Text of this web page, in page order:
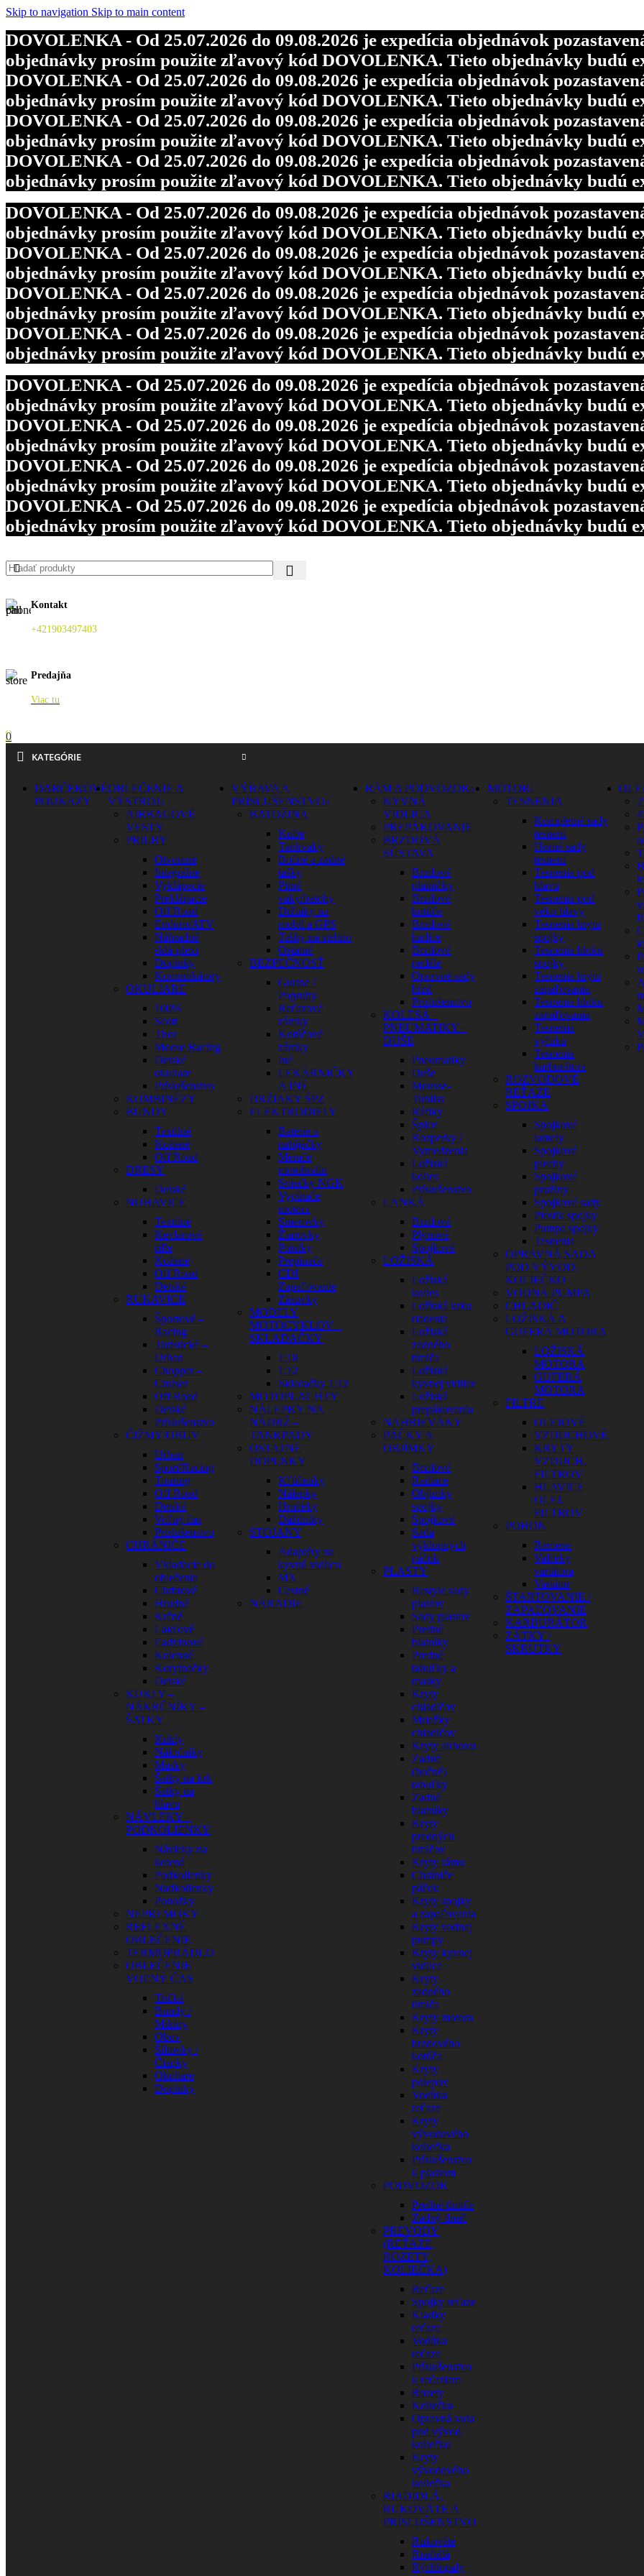
Skip to navigation Skip to main content
DOVOLENKA - Od 25.07.2026 do 09.08.2026 je expedícia objednávok
objednávky prosím použite zľavový kód DOVOLENKA. Tieto objednávky budú
DOVOLENKA - Od 25.07.2026 do 09.08.2026 je expedícia objednávok
objednávky prosím použite zľavový kód DOVOLENKA. Tieto objednávky budú
DOVOLENKA - Od 25.07.2026 do 09.08.2026 je expedícia objednávok
objednávky prosím použite zľavový kód DOVOLENKA. Tieto objednávky budú
DOVOLENKA - Od 25.07.2026 do 09.08.2026 je expedícia objednávok
objednávky prosím použite zľavový kód DOVOLENKA. Tieto objednávky budú
DOVOLENKA - Od 25.07.2026 do 09.08.2026 je expedícia objednávok
objednávky prosím použite zľavový kód DOVOLENKA. Tieto objednávky budú
DOVOLENKA - Od 25.07.2026 do 09.08.2026 je expedícia objednávok
objednávky prosím použite zľavový kód DOVOLENKA. Tieto objednávky budú
DOVOLENKA - Od 25.07.2026 do 09.08.2026 je expedícia objednávok
objednávky prosím použite zľavový kód DOVOLENKA. Tieto objednávky budú
DOVOLENKA - Od 25.07.2026 do 09.08.2026 je expedícia objednávok
objednávky prosím použite zľavový kód DOVOLENKA. Tieto objednávky budú
DOVOLENKA - Od 25.07.2026 do 09.08.2026 je expedícia objednávok
objednávky prosím použite zľavový kód DOVOLENKA. Tieto objednávky budú
DOVOLENKA - Od 25.07.2026 do 09.08.2026 je expedícia objednávok
objednávky prosím použite zľavový kód DOVOLENKA. Tieto objednávky budú
DOVOLENKA - Od 25.07.2026 do 09.08.2026 je expedícia objednávok
objednávky prosím použite zľavový kód DOVOLENKA. Tieto objednávky budú
DOVOLENKA - Od 25.07.2026 do 09.08.2026 je expedícia objednávok
objednávky prosím použite zľavový kód DOVOLENKA. Tieto objednávky budú
Kontakt
+421903497403
Predajňa
Viac tu
0
KATEGÓRIE
DARČEKOVÉ
POUKAZY
OBLEČENIE A
VÝSTROJ
AIRBAGOVÉ
VESTY
PRILBY
Otvorené
Integrálne
Vyklápacie
Preklápacie
Off Road
Enduro/ATV
Náhradné
sklá-plexi
Doplnky
Komunikátory
OKULIARE
100%
Scott
Thor
Moose Racing
Detské
okuliare
Príslušenstvo
KOMBINÉZY
BUNDY
Textilné
Kožené
Off Road
DRESY
Detské
NOHAVICE
Textilné
Kevlarové
rifle
Kožené
Off Road
Detské
RUKAVICE
Športové –
Racing
Turistické –
Urban
Chopper –
Cruiser
Off Road
Detské
Príslušenstvo
ČIŽMY/OBUV
Urban
Sport/Racing
Touring
Off Road
Detské
Voľný čas
Príslušenstvo
CHRÁNIČE
Vkladacie do
oblečenia
Chrbtové
Hrudné
Krčné
Lakťové
Ľadvinové
Kolenné
Korytnačky
Detské
KUKLY –
NÁKRČNÍKY –
ŠATKY
Kukly
Nákrčníky
Masky
Šatky na krk
Šatky na
hlavu
NÁVLEKY –
PODKOLIENKY
Návleky na
kolená
Podkolienky
Nadkolienky
Ponožky
NEPREMOKY
REFLEXNÉ
OBLEČENIE
TERMOPRÁDLO
OBLEČENIE
VOĽNÝ ČAS
Tričká
Bundy /
Mikiny
Obuv
Šiltovky /
Čiapky
Okuliare
Doplnky
VÝBAVA A
PRÍSLUŠENSTVO
BATOŽINA
Kufre
Tankvaky
Bočné a zadné
tašky
Pitné
vaky/batohy
Držiaky na
mobil a GPS
Tašky na stehno
Ostatné
BEZPEČNOSŤ
Gurtne /
Popruhy
Reťazové
zámky
Kotúčové
zámky
Iné
LEKÁRNIČKY
A INÉ
DRŽIAKY ŠPZ
ELEKTRODIELY
Batérie a
nabíjačky
Merače
motohodín
Sviečky NGK
Vypínače
motora
Smerovky
Žiarovky
Poistky
Prepínače
CDI
Zapaľovanie
Zásuvky
MODELY
MOTOCYKLOV –
SKLADAČKY
1:18
1:12
Skladačky 1:12
MOTOPLACHTY
NÁLEPKY NA
NÁDRŽ –
TANKPADY
OSTATNÉ
DOPLNKY
Kľúčenky
Nálepky
Hrnčeky
Dáždniky
STOJANY
Adaptéry na
kyvnú vidlicu
MX
Cestné
NÁRADIE
RÁM A PODVOZOK
KYVNÁ
VIDLICA
PREPÁKOVANIE
BRZDOVÁ
SÚSTAVA
Brzdové
platničky
Brzdové
kotúče
Brzdové
hadice
Brzdové
pedále
Opravné sady
bŕzd
Príslušenstvo
KOLESÁ –
PNEUMATIKY –
DUŠE
Pneumatiky
Duše
Mousse-
Tubliss
Ráfiky
Špice
Rozperky /
Vymedzenia
Ložiská
kolies
Príslušenstvo
LANKÁ
Brzdové
Plynové
Spojkové
LOŽISKÁ
Ložiská
kolies
Ložiská krku
riadenia
Ložiská
zadného
tlmiča
Ložiská
kyvnej vidlice
Ložiská
prepákovania
NAHRIEVÁKY
PÁČKY A
OBJÍMKY
Brzdové
Radiace
Objímky
spojky
Spojkové
Sada
výklopných
páčok
PLASTY
Restyle sady
plastov
Sady plastov
Predné
blatníky
Predné
tabuľky a
masky
Kryty
chladičov
Mriežky
chladičov
Kryty airboxu
Zadné
(bočné)
tabuľky
Zadné
blatníky
Kryty
predných
tlmičov
Kryty rámu
Chrániče
páčok
Kryty spojky
a zapaľovania
Kryty vodnej
pumpy
Kryty kyvnej
vidlice
Kryty
zadného
tlmiča
Kryty motora
Kryty
brzdového
kotúča
Kryty
polepov
Vodítka
reťaze
Kryty
vývodového
koliečka
Príslušenstvo
k plastom
PODVOZOK
Predné tlmiče
Zadný tlmič
PREVODY
(REŤAZE,
ROZETY,
KOLIEČKA)
Reťaze
Spojky reťaze
Kladky
reťaze
Vodítka
reťaze
Príslušenstvo
k reťaziam
Rozety
Koliečka
Opravná sada
pod vývod.
koliečko
Kryty
vývodového
koliečka
RIADIDLÁ,
RUKOVÄTE A
PRÍSLUŠENSTVO
Rukoväte
Riadidlá
Rýchlopaly
MOTOR
TESNENIA
Kompletné sady
tesnení
Horné sady
tesnení
Tesnenia pod
hlavu
Tesnenia pod
veko hlavy
Tesnenia krytu
spojky
Tesnenia bloku
spojky
Tesnenia krytu
zapaľovania
Tesnenia bloku
zapaľovania
Tesnenia
výfuku
Tesnenia
karburátora
ROZVODOVÉ
REŤAZE
SPOJKA
Spojkové
lamely
Spojkové
plechy
Spojkové
pružiny
Spojkové sady
Piestik spojky
Pumpa spojky
Tesnenia
OPRAVNÁ SADA
POD VÝVOD.
KOLIEČKO
VODNÁ PUMPA
CHLADIČ
LOŽISKÁ A
GUFERÁ MOTORA
LOŽISKÁ
MOTORA
GUFERÁ
MOTORA
FILTRE
OLEJOVÉ
VZDUCHOVÉ
KRYTY
VZDUCH.
FILTROV
HLAVICE
OLEJ.
FILTROV
POHON
Remene
Valčeky
variátora
Variátor
ŠTARTOVANIE /
ZAPAĽOVANIE
KARBURÁTOR
ZÁTKY /
SKRUTKY